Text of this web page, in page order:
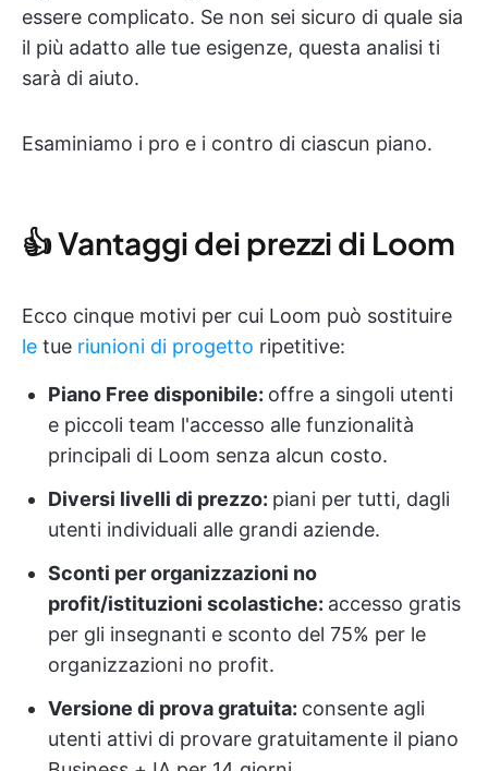
essere complicato. Se non sei sicuro di quale sia
il più adatto alle tue esigenze, questa analisi ti
sarà di aiuto.
Esaminiamo i pro e i contro di ciascun piano.
👍 Vantaggi dei prezzi di Loom
Ecco cinque motivi per cui Loom può sostituire
le tue riunioni di progetto ripetitive:
Piano Free disponibile: offre a singoli utenti
e piccoli team l'accesso alle funzionalità
principali di Loom senza alcun costo.
Diversi livelli di prezzo: piani per tutti, dagli
utenti individuali alle grandi aziende.
Sconti per organizzazioni no
profit/istituzioni scolastiche: accesso gratis
per gli insegnanti e sconto del 75% per le
organizzazioni no profit.
Versione di prova gratuita: consente agli
utenti attivi di provare gratuitamente il piano